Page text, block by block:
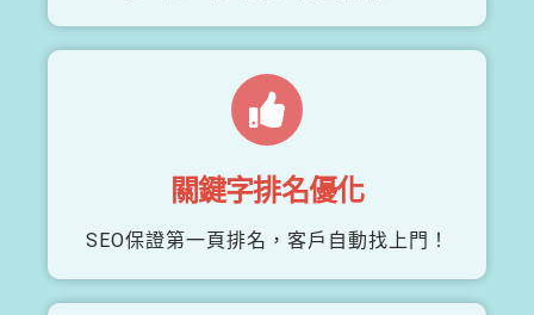
關鍵字排名優化
SEO保證第一頁排名，客戶自動找上門！